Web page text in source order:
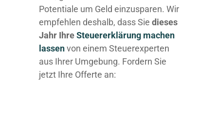
Potentiale um Geld einzusparen. Wir
empfehlen deshalb, dass Sie dieses
Jahr IhreSteuererklärung machen
lassenvon einem Steuerexperten
aus Ihrer Umgebung. Fordern Sie
jetzt Ihre Offerte an: